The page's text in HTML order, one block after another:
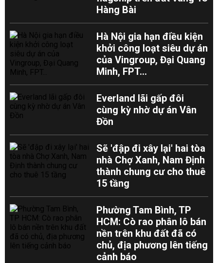
Hàng Bài
Hà Nội gia hạn điều kiện
khởi công loạt siêu dự án
của Vingroup, Đại Quang
Minh, FPT...
Everland lãi gấp đôi
cùng kỳ nhờ dự án Vân
Đồn
Sẽ 'đập đi xây lại' hai tòa
nhà Chợ Xanh, Nam Định
thành chung cư cho thuê
15 tầng
Phường Tam Bình, TP
HCM: Cò rao phân lô bán
nền trên khu đất đã có
chủ, địa phương lên tiếng
cảnh báo